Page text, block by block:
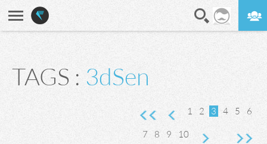
TAGS : 3dSen
1 2 3 4 5 6
7 8 9 10
page